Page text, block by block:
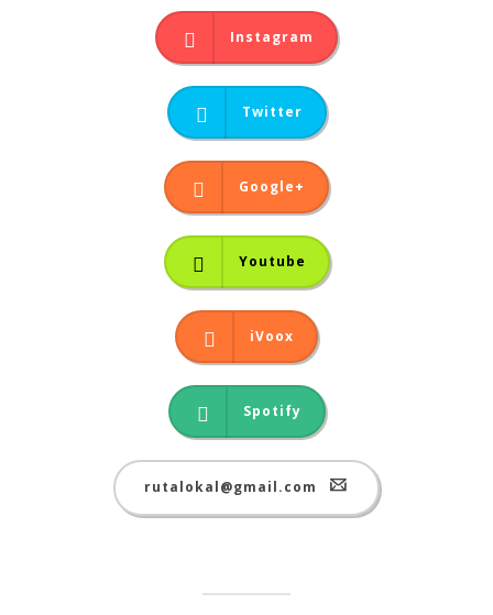
Instagram
Twitter
Google+
Youtube
iVoox
Spotify
rutalokal@gmail.com